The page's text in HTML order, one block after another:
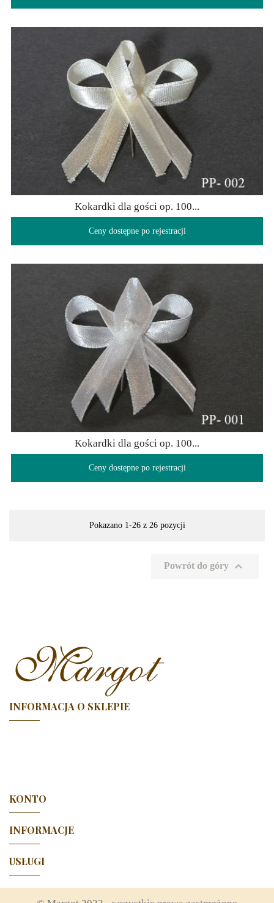
Kokardki dla gości op. 100...
Ceny dostępne po rejestracji
Kokardki dla gości op. 100...
Ceny dostępne po rejestracji
Pokazano 1-26 z 26 pozycji
Powrót do góry 
INFORMACJA O SKLEPIE
KONTO
INFORMACJE
USŁUGI